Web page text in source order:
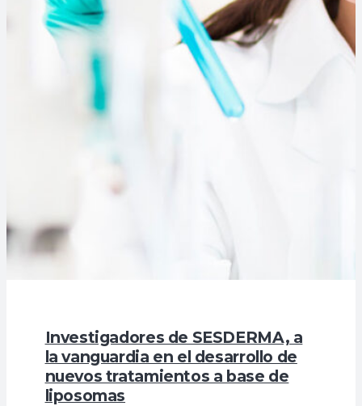
Investigadores de SESDERMA, a
la vanguardia en el desarrollo de
nuevos tratamientos a base de
liposomas